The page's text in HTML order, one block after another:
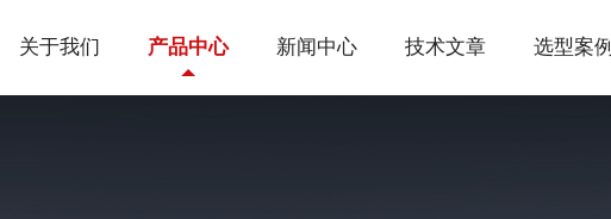
关于我们 产品中心 新闻中心 技术文章 选型案例